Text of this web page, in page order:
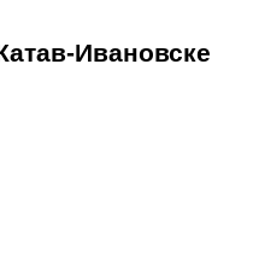
Ивановске